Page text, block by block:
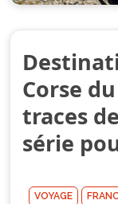
Corse
traces
série
VOYAGE